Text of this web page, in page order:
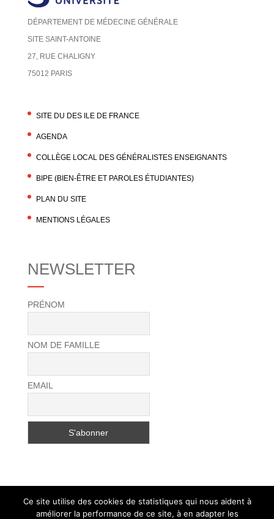
DÉPARTEMENT DE MÉDECINE GÉNÉRALE
SITE SAINT-ANTOINE
27, RUE CHALIGNY
75012 PARIS
SITE DU DES ILE DE FRANCE
AGENDA
COLLÈGE LOCAL DES GÉNÉRALISTES ENSEIGNANTS
BIPE (BIEN-ÊTRE ET PAROLES ÉTUDIANTES)
PLAN DU SITE
MENTIONS LÉGALES
NEWSLETTER
PRÉNOM
NOM DE FAMILLE
EMAIL
Ce site utilise des cookies de statistiques qui nous aident à
améliorer la performance de ce site, à en adapter les